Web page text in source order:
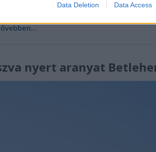
Data Deletion Data Access
Madrid szombati felkészülési mérkőzést,
nyert aranyat